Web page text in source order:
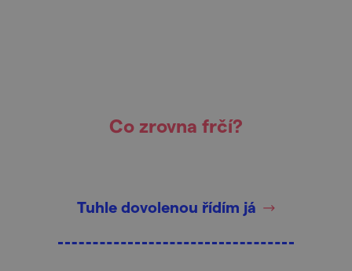
Co zrovna frčí?
Tuhle dovolenou řídím já